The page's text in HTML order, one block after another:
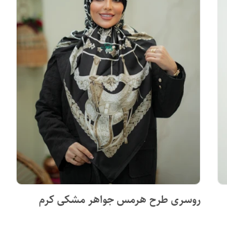
روسری طرح هرمس جواهر مشکی کرم